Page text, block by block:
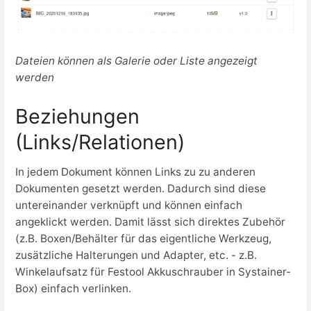
Dateien können als Galerie oder Liste angezeigt
werden
Beziehungen
(Links/Relationen)
In jedem Dokument können Links zu zu anderen
Dokumenten gesetzt werden. Dadurch sind diese
untereinander verknüpft und können einfach
angeklickt werden. Damit lässt sich direktes Zubehör
(z.B. Boxen/Behälter für das eigentliche Werkzeug,
zusätzliche Halterungen und Adapter, etc. - z.B.
Winkelaufsatz für Festool Akkuschrauber in Systainer-
Box) einfach verlinken.